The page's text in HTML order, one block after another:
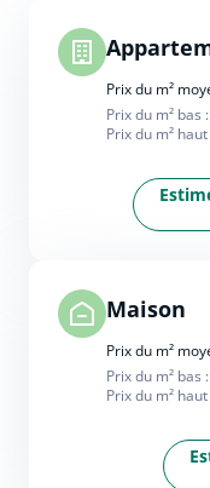
Prix du m²
Prix du m² bas :
Prix du m²
Maison
Prix du m²
Prix du m² bas :
Prix du m²